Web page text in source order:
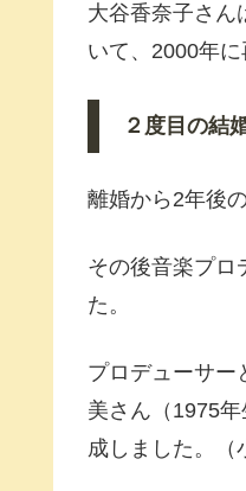
大谷香奈子さん
いて、2000年に
２度目の結
離婚から2年後
その後音楽プロ
た。
プロデューサー
美さん（1975
成しました。（